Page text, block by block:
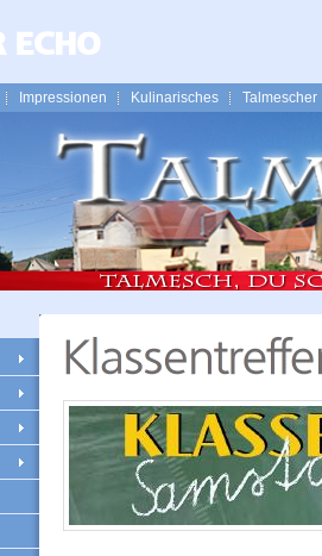
Impressionen Kulinarisches Talmescher